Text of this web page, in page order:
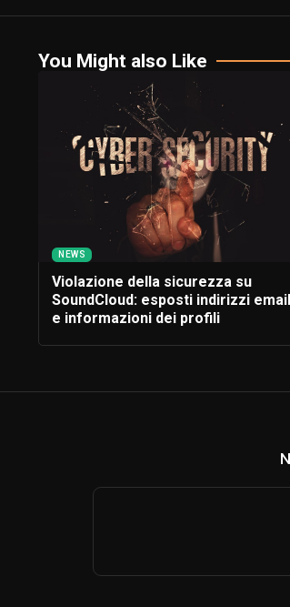
You Might also Like
NEWS
Violazione della sicurezza su
SoundCloud: esposti indirizzi email
e informazioni dei profili